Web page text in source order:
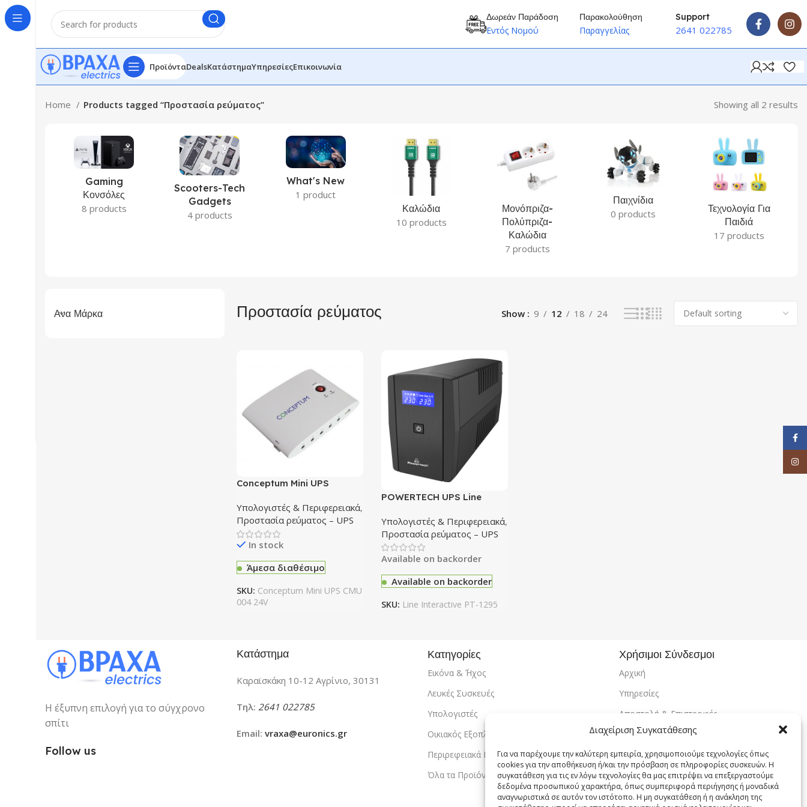
Διαχείριση Συγκατάθεσης
Για να παρέχουμε την καλύτερη εμπειρία, χρησιμοποιούμε τεχνολογίες όπως
cookies για την αποθήκευση ή/και την πρόσβαση σε πληροφορίες συσκευών. Η
συγκατάθεση για τις εν λόγω τεχνολογίες θα μας επιτρέψει να επεξεργαστούμε
δεδομένα προσωπικού χαρακτήρα, όπως συμπεριφορά περιήγησης ή μοναδικά
αναγνωριστικά σε αυτόν τον ιστότοπο. Η μη συγκατάθεση ή η ανάκληση της
Δωρεάν Παράδοση
Εντός Νομού
Παρακολούθηση
Παραγγελίας
Support
2641 022785
ΠροϊόνταDealsΚατάστημαΥπηρεσίεςΕπικοινωνία
Home Products tagged “Προστασία ρεύματος” Showing all 2 results
Gaming
Κονσόλες
8 products
Scooters-Tech
Gadgets
4 products
What's New
1 product
Καλώδια
10 products
Μονόπριζα-
Πολύπριζα-
Καλώδια
7 products
Παιχνίδια
0 products
Τεχνολογία Για
Παιδιά
17 products
Ανα Μάρκα Προστασία ρεύματος Show 9 12 18 24
Conceptum Mini UPS
Υπολογιστές & Περιφερειακά,
Προστασία ρεύματος – UPS
In stock
Άμεσα διαθέσιμο
SKU: Conceptum Mini UPS CMU
004 24V
POWERTECH UPS Line
οθόνη, 850VA, 510W, 2x
Schuko
Υπολογιστές & Περιφερειακά,
Προστασία ρεύματος – UPS
Available on backorder
Available on backorder
SKU: Line Interactive PT-1295
Η έξυπνη επιλογή για το σύγχρονο
σπίτι
Follow us
Κατάστημα
Καραϊσκάκη 10-12 Αγρίνιο, 30131
Τηλ: 2641 022785
Email: vraxa@euronics.gr
Κατηγορίες
Εικόνα & ΄Ήχος
Λευκές Συσκευές
Υπολογιστές
Οικιακός Εξοπλισμός
Περιρεφειακά PC
Όλα τα Προϊόντα
Χρήσιμοι Σύνδεσμοι
Αρχική
Υπηρεσίες
Αποστολή & Επιστροφές
Τρόποι Πληρωμής
Εντοπισμός Παραγγελίας
Λογαριασμός
Πολιτική Απορρήτου